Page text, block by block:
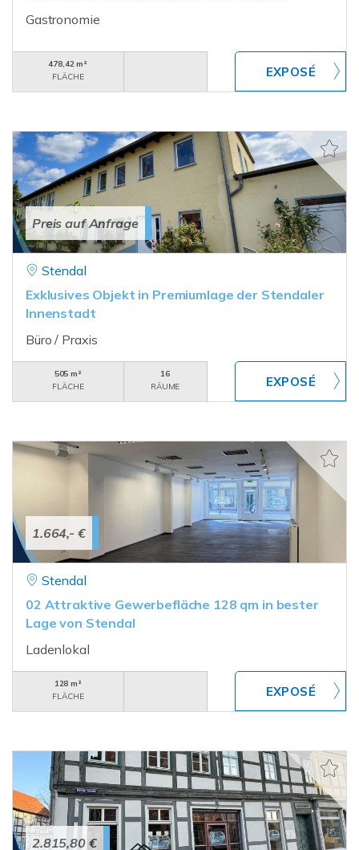
Gastronomie
478,42 m²
FLÄCHE
Preis auf Anfrage
Stendal
Exklusives Objekt in Premiumlage der Stendaler
Innenstadt
Büro / Praxis
505 m²
FLÄCHE
16
RÄUME
1.664,- €
Stendal
02 Attraktive Gewerbefläche 128 qm in bester
Lage von Stendal
Ladenlokal
128 m²
FLÄCHE
2.815,80 €